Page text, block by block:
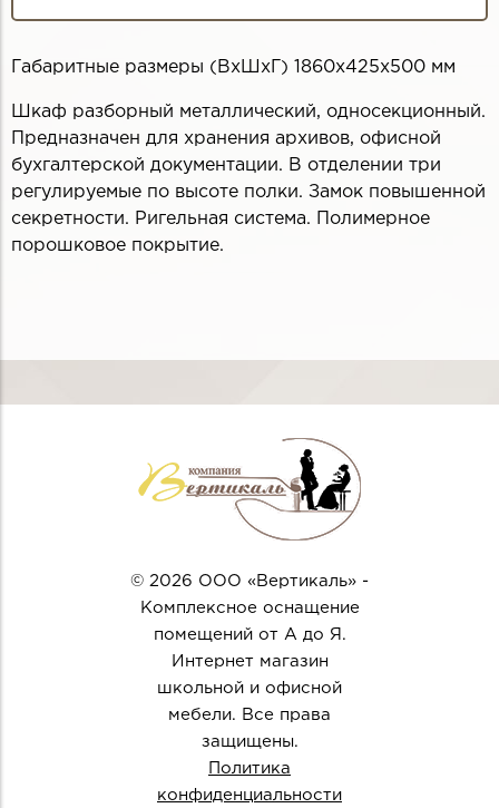
Габаритные размеры (ВхШхГ) 1860х425х500 мм
Шкаф разборный металлический, односекционный.
Предназначен для хранения архивов, офисной
бухгалтерской документации. В отделении три
регулируемые по высоте полки. Замок повышенной
секретности. Ригельная система. Полимерное
порошковое покрытие.
© 2026 ООО «Вертикаль» -
Комплексное оснащение
помещений от А до Я.
Интернет магазин
школьной и офисной
мебели. Все права
защищены.
Политика
конфиденциальности